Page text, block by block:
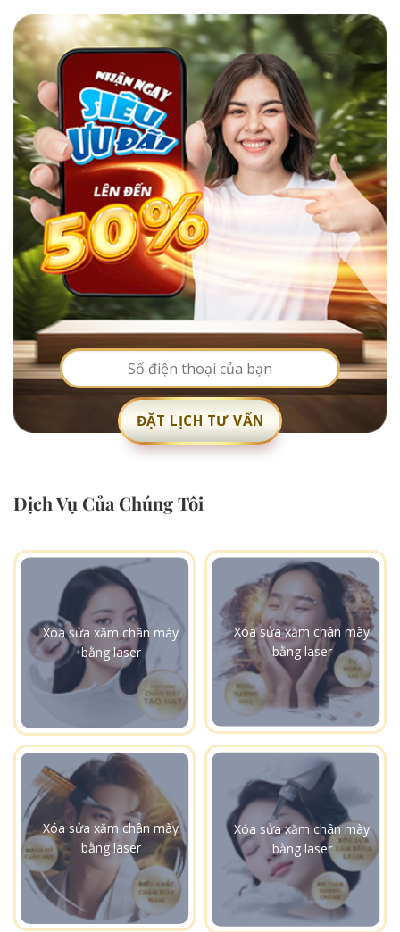
Dịch Vụ Của Chúng Tôi
Xóa sửa xăm chân mày
bằng laser
Xóa sửa xăm chân mày
bằng laser
Xóa sửa xăm chân mày
bằng laser
Xóa sửa xăm chân mày
bằng laser